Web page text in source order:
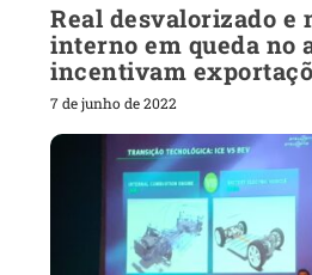
Real desvalorizado e
interno em queda no
incentivam
7 de junho de 2022